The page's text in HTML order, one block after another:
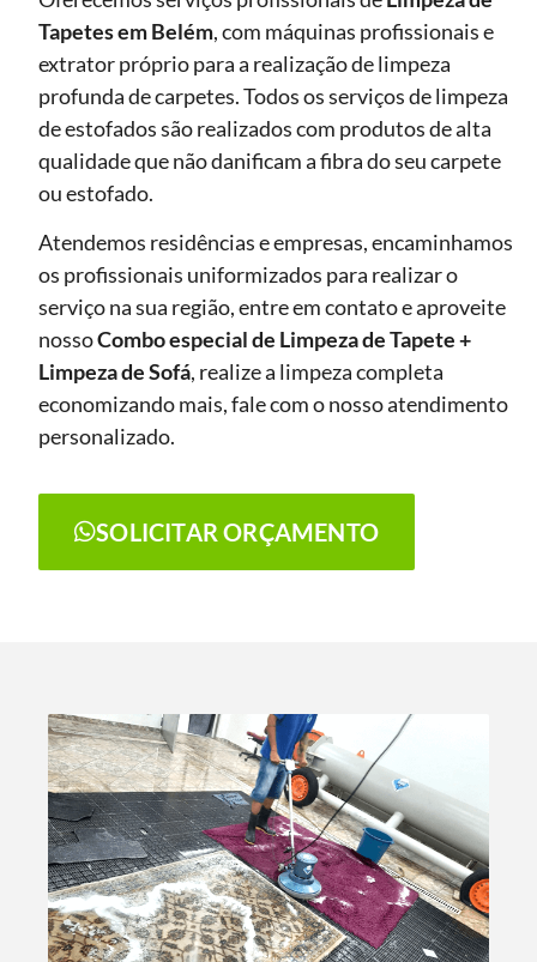
Tapetesem Belém, com máquinas profissionais e
extrator próprio para a realização de limpeza
profunda de carpetes. Todos os serviços de limpeza
de estofados são realizados com produtos de alta
qualidade que não danificam a fibra do seu carpete
ou estofado.
Atendemos residências e empresas, encaminhamos
os profissionais uniformizados para realizar o
serviço na sua região, entre em contato e aproveite
nossoCombo especial de Limpeza de Tapete +
Limpeza de Sofá, realize a limpeza completa
economizando mais, fale com o nosso atendimento
personalizado.
SOLICITAR ORÇAMENTO